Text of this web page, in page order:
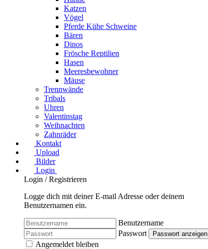
Katzen
Vögel
Pferde Kühe Schweine
Bären
Dinos
Frösche Reptilien
Hasen
Meeresbewohner
Mäuse
Trennwände
Tribals
Uhren
Valentinstag
Weihnachten
Zahnräder
Kontakt
Upload
Bilder
Login
Login / Registrieren
Logge dich mit deiner E-mail Adresse oder deinem
Benutzernamen ein.
Benutzername
Passwort
Passwort anzeigen
Angemeldet bleiben